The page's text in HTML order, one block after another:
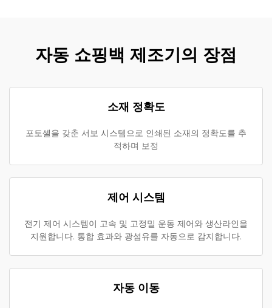
자동 쇼핑백 제조기의 장점
소재 정확도
포토셀을 갖춘 서보 시스템으로 인쇄된 소재의 정확도를 추
적하며 보정
제어 시스템
전기 제어 시스템이 고속 및 고정밀 운동 제어와 생산라인을
지원합니다. 통합 효과와 광섬유를 자동으로 감지합니다.
자동 이동